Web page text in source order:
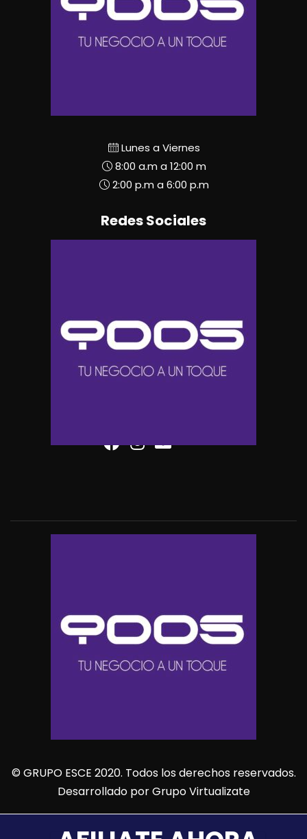
Lunes a Viernes
8:00 a.m a 12:00 m
2:00 p.m a 6:00 p.m
Redes Sociales
© GRUPO ESCE 2020. Todos los derechos reservados.
Desarrollado porGrupo Virtualizate